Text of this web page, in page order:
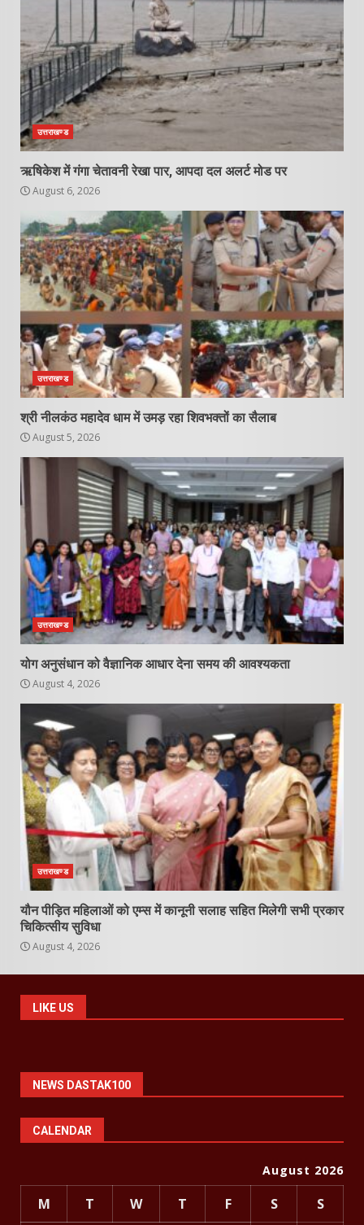
उत्तराखण्ड
ऋषिकेश में गंगा चेतावनी रेखा पार, आपदा दल अलर्ट मोड पर
August 6, 2026
उत्तराखण्ड
श्री नीलकंठ महादेव धाम में उमड़ रहा शिवभक्तों का सैलाब
August 5, 2026
उत्तराखण्ड
योग अनुसंधान को वैज्ञानिक आधार देना समय की आवश्यकता
August 4, 2026
उत्तराखण्ड
यौन पीड़ित महिलाओं को एम्स में कानूनी सलाह सहित मिलेगी सभी प्रकार
चिकित्सीय सुविधा
August 4, 2026
LIKE US
NEWS DASTAK100
CALENDAR
August 2026
M T W T F S S